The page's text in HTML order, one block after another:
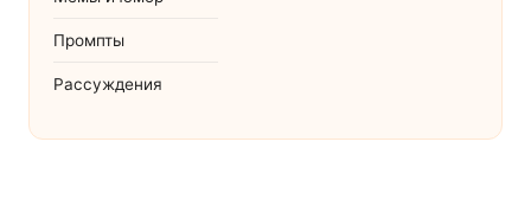
Промпты
Рассуждения